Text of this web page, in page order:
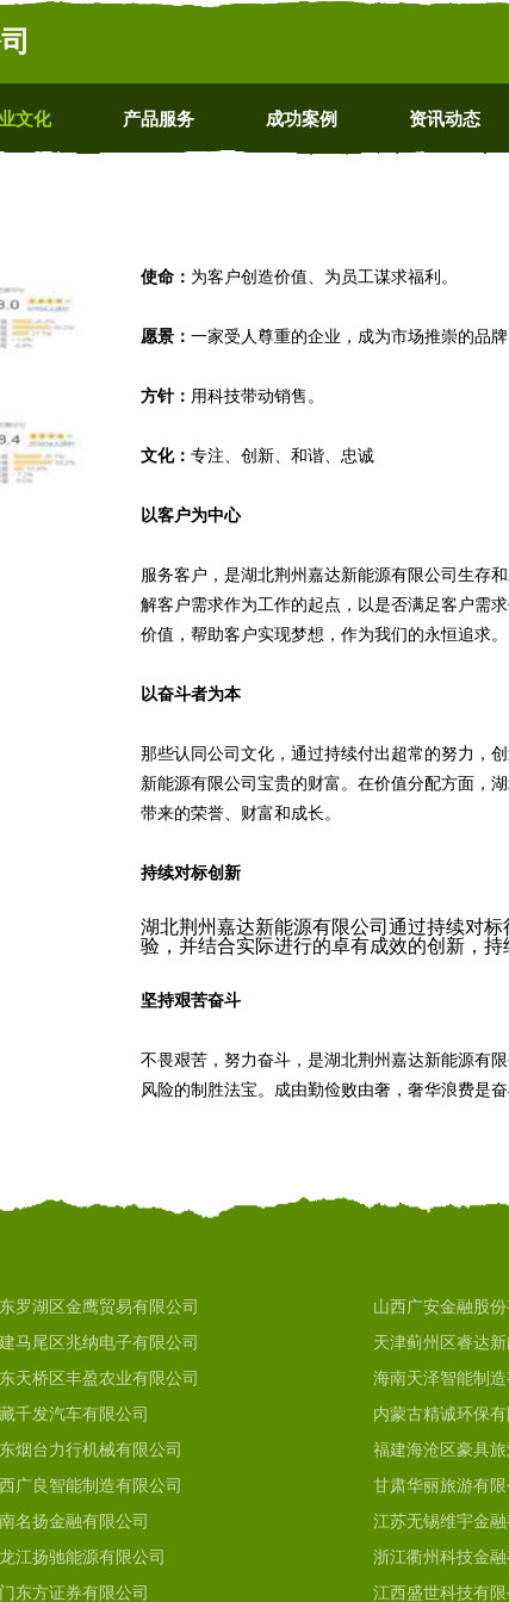
文化 产品服务 成功案例 资讯动态
使命： 为客户创造价值、为员工谋求福利。
愿景： 一家受人尊重的企业，成为市场推崇的品牌
方针： 用科技带动销售。
文化： 专注、创新、和谐、忠诚
以客户为中心
服务客户，是湖北荆州嘉达新能源有限公司生存
解客户需求作为工作的起点，以是否满足客户需
价值，帮助客户实现梦想，作为我们的永恒追求。
以奋斗者为本
那些认同公司文化，通过持续付出超常的努力，
新能源有限公司宝贵的财富。在价值分配方面，
带来的荣誉、财富和成长。
持续对标创新
湖北荆州嘉达新能源有限公司通过持续对
验，并结合实际进行的卓有成效的创新，
坚持艰苦奋斗
不畏艰苦，努力奋斗，是湖北荆州嘉达新能源有
风险的制胜法宝。成由勤俭败由奢，奢华浪费是
罗湖区金鹰贸易有限公司 山西广安金融股份
马尾区兆纳电子有限公司 天津蓟州区睿达
天桥区丰盈农业有限公司 海南天泽智能制造
千发汽车有限公司 内蒙古精诚环保有
烟台力行机械有限公司 福建海沧区豪具旅
广良智能制造有限公司 甘肃华丽旅游有限
名扬金融有限公司 江苏无锡维宇金融
江扬驰能源有限公司 浙江衢州科技金融
东方证券有限公司 江西盛世科技有限